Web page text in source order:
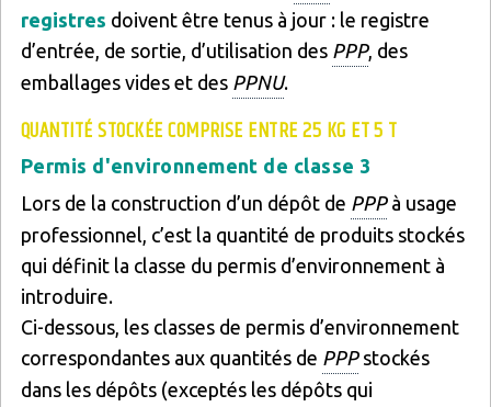
registres doivent être tenus à jour : le registre
d’entrée, de sortie, d’utilisation des PPP, des
emballages vides et des PPNU.
QUANTITÉ STOCKÉE COMPRISE ENTRE 25 KG ET 5 T
Permis d'environnement de classe 3
Lors de la construction d’un dépôt de PPPà usage
professionnel, c’est la quantité de produits stockés
qui définit la classe du permis d’environnement à
introduire.
Ci-dessous, les classes de permis d’environnement
correspondantes aux quantités de PPPstockés
dans les dépôts (exceptés les dépôts qui